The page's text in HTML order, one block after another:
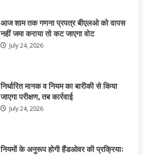
निर्धारित मानक व नियम का बारीकी से किया
जाएगा परीक्षण, तब कार्रवाई
July 24, 2026
नियमों के अनुरूप होगी हैंडओवर की प्रक्रियाः
आयुक्त
July 24, 2026
हाई-रिस्क इमारतों के ओसी में बड़ा बदलाव,